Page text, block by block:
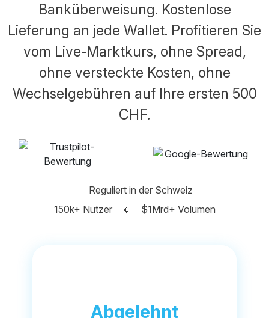
Banküberweisung. Kostenlose
Lieferung an jede Wallet. Profitieren Sie
vom Live-Marktkurs, ohne Spread,
ohne versteckte Kosten, ohne
Wechselgebühren auf Ihre ersten 500
CHF.
Reguliert in der Schweiz
150k+ Nutzer
🔸 $1Mrd+ Volumen